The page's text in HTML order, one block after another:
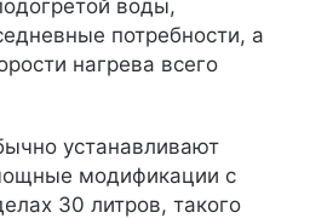
воды,
потребности, а
нагрева всего
устанавливают
модификации с
30 литров, такого